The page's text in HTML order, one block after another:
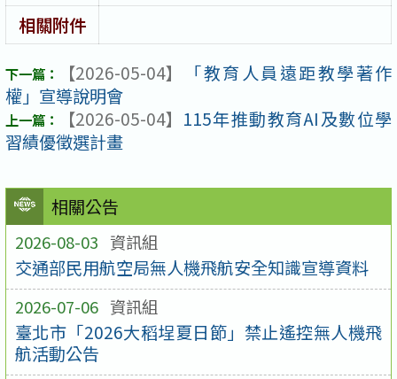
相關公告
2026-08-03 資訊組
交通部民用航空局無人機飛航安全知識宣導資料
2026-07-06 資訊組
臺北市「2026大稻埕夏日節」禁止遙控無人機飛
航活動公告
相關附件
【2026-05-04】
「教育人員遠距教學著作
權」宣導說明會
【2026-05-04】 115年推動教育AI及數位學
習績優徵選計畫